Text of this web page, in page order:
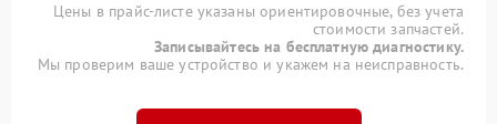
Цены в прайс-листе указаны ориентировочные, без учета
стоимости запчастей.
Записывайтесь на бесплатную диагностику.
Мы проверим ваше устройство и укажем на неисправность.